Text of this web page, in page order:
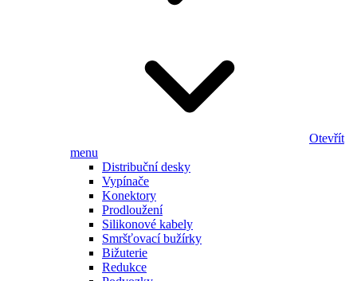
Otevřít
menu
Distribuční desky
Vypínače
Konektory
Prodloužení
Silikonové kabely
Smršťovací bužírky
Bižuterie
Redukce